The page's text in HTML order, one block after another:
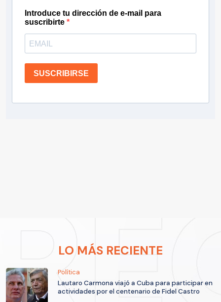
Introduce tu dirección de e-mail para
suscribirte
SUSCRIBIRSE
LO MÁS RECIENTE
Política
Lautaro Carmona viajó a Cuba para participar en
actividades por el centenario de Fidel Castro